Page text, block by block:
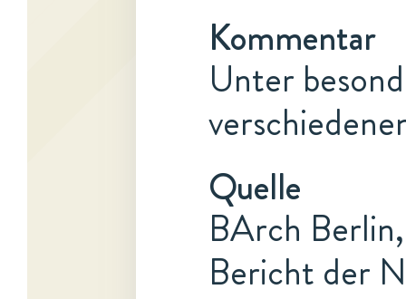
Kommentar
Unter
Quelle
BArch
Bericht der